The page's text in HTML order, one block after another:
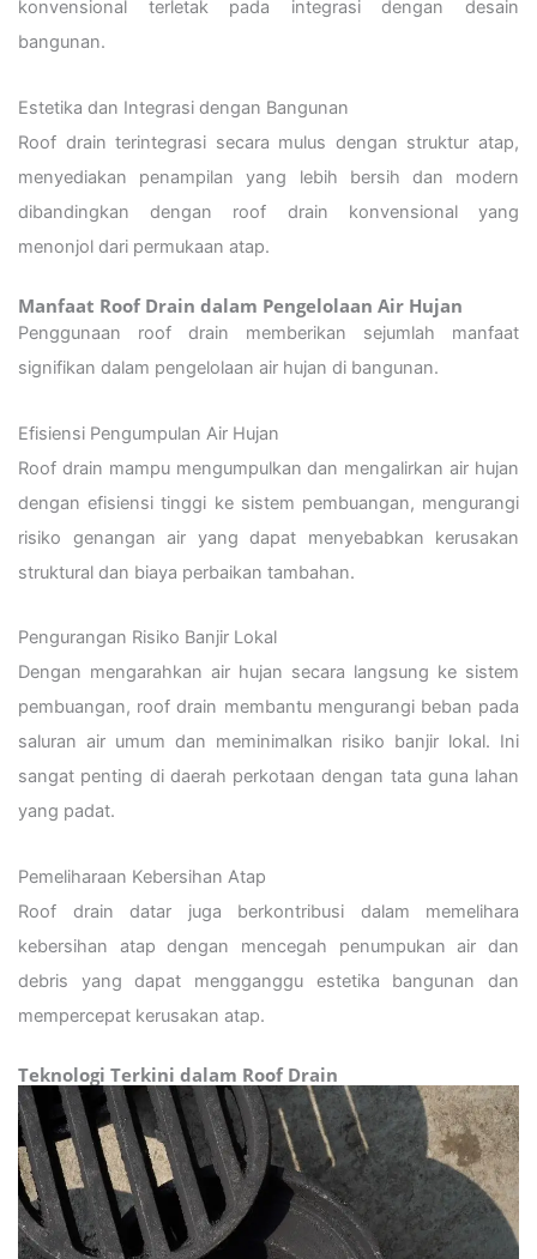
konvensional terletak pada integrasi dengan desain
bangunan.
Estetika dan Integrasi dengan Bangunan
Roof drain terintegrasi secara mulus dengan struktur atap,
menyediakan penampilan yang lebih bersih dan modern
dibandingkan dengan roof drain konvensional yang
menonjol dari permukaan atap.
Manfaat Roof Drain dalam Pengelolaan Air Hujan
Penggunaan roof drain memberikan sejumlah manfaat
signifikan dalam pengelolaan air hujan di bangunan.
Efisiensi Pengumpulan Air Hujan
Roof drain mampu mengumpulkan dan mengalirkan air hujan
dengan efisiensi tinggi ke sistem pembuangan, mengurangi
risiko genangan air yang dapat menyebabkan kerusakan
struktural dan biaya perbaikan tambahan.
Pengurangan Risiko Banjir Lokal
Dengan mengarahkan air hujan secara langsung ke sistem
pembuangan, roof drain membantu mengurangi beban pada
saluran air umum dan meminimalkan risiko banjir lokal. Ini
sangat penting di daerah perkotaan dengan tata guna lahan
yang padat.
Pemeliharaan Kebersihan Atap
Roof drain datar juga berkontribusi dalam memelihara
kebersihan atap dengan mencegah penumpukan air dan
debris yang dapat mengganggu estetika bangunan dan
mempercepat kerusakan atap.
Teknologi Terkini dalam Roof Drain